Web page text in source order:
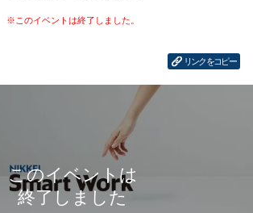
リンクをコピー